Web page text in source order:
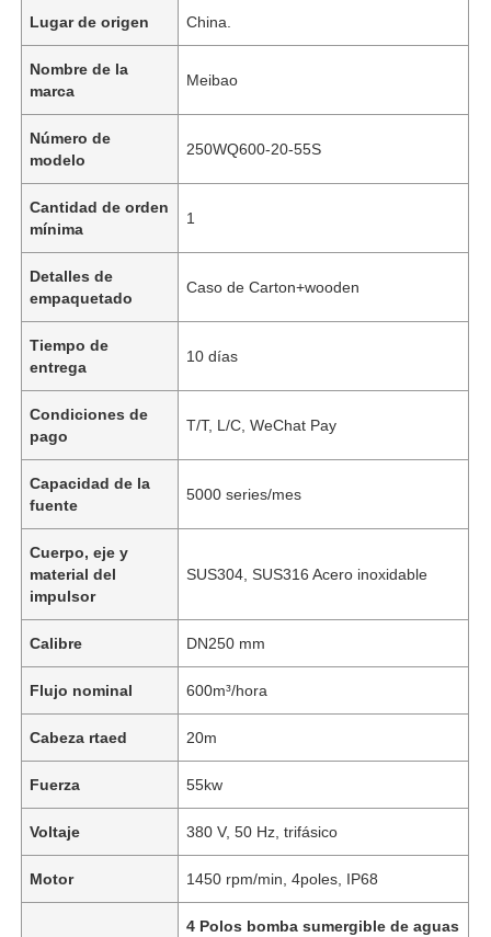
Lugar de origen China.
Nombre de la
marca
Meibao
Número de
modelo
250WQ600-20-55S
Cantidad de orden
mínima
1
Detalles de
empaquetado
Caso de Carton+wooden
Tiempo de
entrega
10 días
Condiciones de
pago
T/T, L/C, WeChat Pay
Capacidad de la
fuente
5000 series/mes
Cuerpo, eje y
material del
impulsor
SUS304, SUS316 Acero inoxidable
Calibre DN250 mm
Flujo nominal 600m³/hora
Cabeza rtaed 20m
Fuerza 55kw
Voltaje 380 V, 50 Hz, trifásico
Motor 1450 rpm/min, 4poles, IP68
4 Polos bomba sumergible de aguas